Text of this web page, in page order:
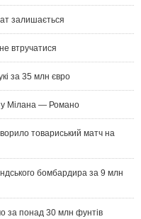
залишається
втручатися
за 35 млн євро
у Мілана — Романо
товариський матч на
бомбардира за 9 млн
за понад 30 млн фунтів